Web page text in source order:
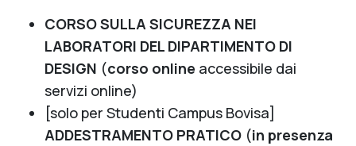
CORSO SULLA SICUREZZA NEI
LABORATORI DEL DIPARTIMENTO DI
DESIGN (corso online accessibile dai
servizi online)
[solo per Studenti Campus Bovisa]
ADDESTRAMENTO PRATICO (in presenza